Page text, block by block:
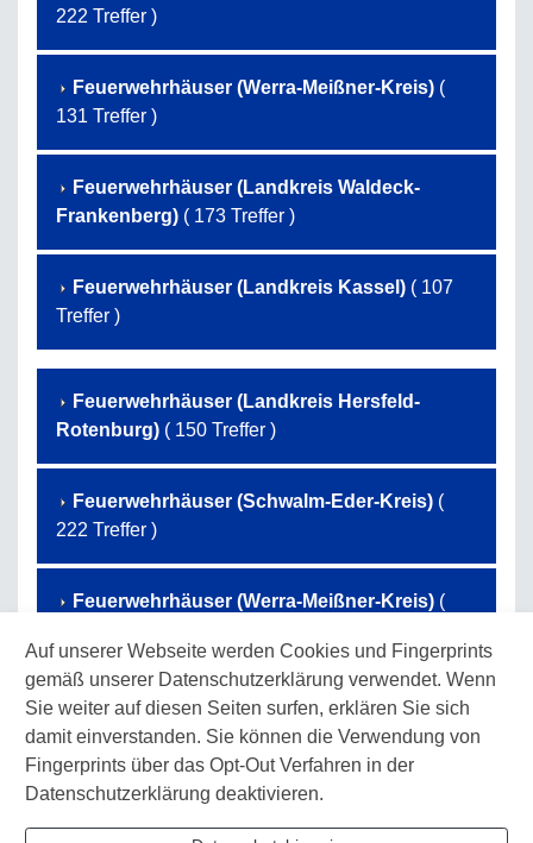
Auf unserer Webseite werden Cookies und Fingerprints
gemäß unserer Datenschutzerklärung verwendet. Wenn
Sie weiter auf diesen Seiten surfen, erklären Sie sich
damit einverstanden. Sie können die Verwendung von
Fingerprints über das Opt-Out Verfahren in der
Datenschutzerklärung deaktivieren.
222 Treffer )
Feuerwehrhäuser (Werra-Meißner-Kreis) (
131 Treffer )
Feuerwehrhäuser (Landkreis Waldeck-
Frankenberg) ( 173 Treffer )
Feuerwehrhäuser (Landkreis Kassel) ( 107
Treffer )
Feuerwehrhäuser (Landkreis Hersfeld-
Rotenburg) ( 150 Treffer )
Feuerwehrhäuser (Schwalm-Eder-Kreis) (
222 Treffer )
Feuerwehrhäuser (Werra-Meißner-Kreis) (
Feuerwehrhäuser (Landkreis Waldeck-
Frankenberg)( 173 Treffer )
Feuerwehrhäuser (Landkreis Kassel)
Treffer )